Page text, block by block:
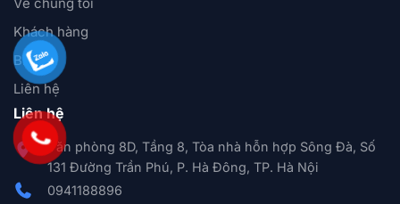
Khách hàng
Blog
Liên hệ
Liên hệ
Văn phòng 8D, Tầng 8, Tòa nhà hỗn hợp Sông Đà, Số
131 Đường Trần Phú, P. Hà Đông, TP. Hà Nội
0941188896